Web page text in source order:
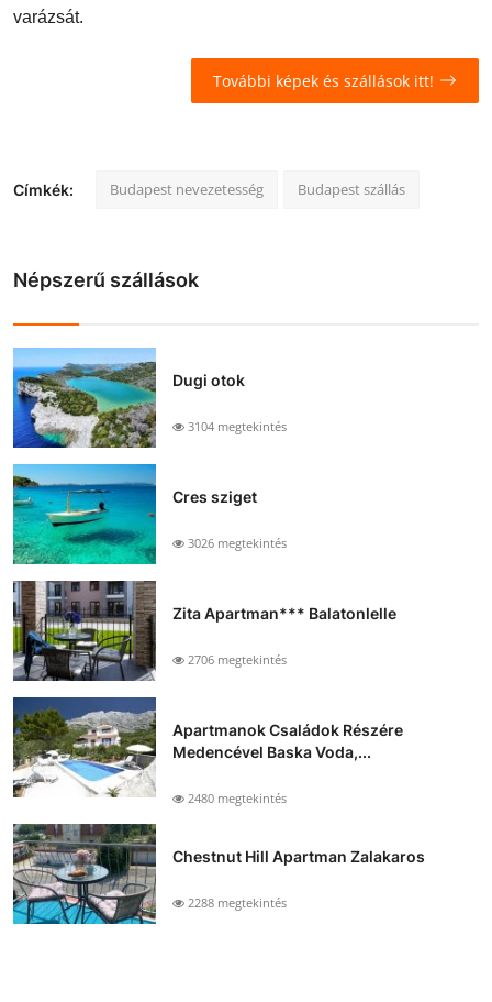
varázsát.
További képek és szállások itt!
Címkék: Budapest nevezetesség Budapest szállás
Népszerű szállások
Dugi otok
3104 megtekintés
Cres sziget
3026 megtekintés
Zita Apartman*** Balatonlelle
2706 megtekintés
Apartmanok Családok Részére
Medencével Baska Voda,...
2480 megtekintés
Chestnut Hill Apartman Zalakaros
2288 megtekintés